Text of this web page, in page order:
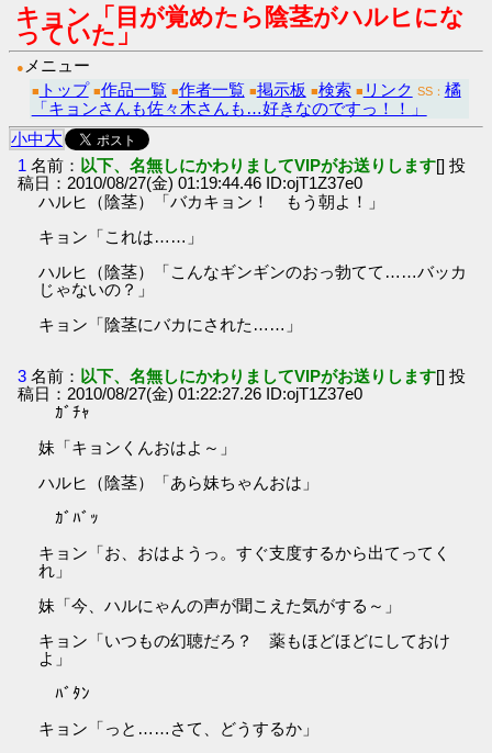
キョン「目が覚めたら陰茎がハルヒにな
っていた」
● メニュー
■ トップ ■作品一覧 ■作者一覧 ■掲示板 ■検索 ■ リンク SS： 橘
「キョンさんも佐々木さんも…好きなのですっ！！」
小中大
1 名前： 以下、名無しにかわりましてVIPがお送りします[] 投
稿日：2010/08/27(金) 01:19:44.46 ID:ojT1Z37e0
ハルヒ（陰茎）「バカキョン！ もう朝よ！」
キョン「これは……」
ハルヒ（陰茎）「こんなギンギンのおっ勃てて……バッカ
じゃないの？」
キョン「陰茎にバカにされた……」
3 名前： 以下、名無しにかわりましてVIPがお送りします[] 投
稿日：2010/08/27(金) 01:22:27.26 ID:ojT1Z37e0
ｶﾞﾁｬ
妹「キョンくんおはよ～」
ハルヒ（陰茎）「あら妹ちゃんおは」
ｶﾞﾊﾞｯ
キョン「お、おはようっ。すぐ支度するから出てってく
れ」
妹「今、ハルにゃんの声が聞こえた気がする～」
キョン「いつもの幻聴だろ？ 薬もほどほどにしておけ
よ」
ﾊﾞﾀﾝ
キョン「っと……さて、どうするか」